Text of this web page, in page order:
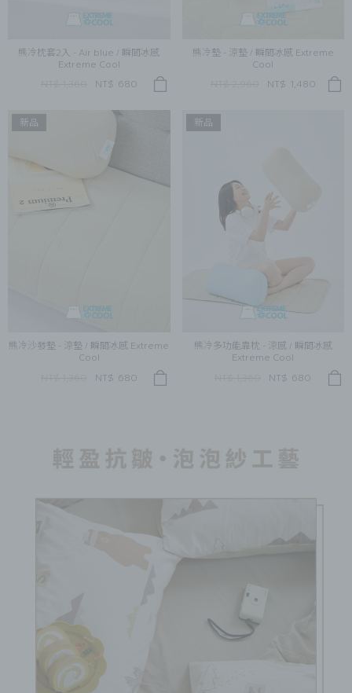
熊冷枕套2入 - Air blue / 瞬間冰感
Extreme Cool
NT$ 680
熊冷墊 - 涼墊 / 瞬間冰感 Extreme
Cool
NT$ 1,480
新品
熊冷沙發墊 - 涼墊 / 瞬間冰感 Extreme
Cool
NT$ 680
新品
熊冷多功能靠枕 - 涼感 / 瞬間冰感
Extreme Cool
NT$ 680